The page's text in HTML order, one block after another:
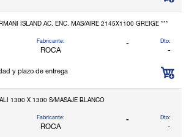
ISLAND AC. ENC. MAS/AIRE 2145X1100 GREIGE ***
Fabricante:
ROCA
- Dto:
-
y plazo de entrega
1300 X 1300 S/MASAJE BLANCO
Fabricante:
ROCA
- Dto:
-